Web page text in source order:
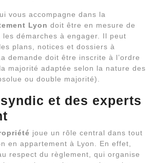
vous accompagne dans la
Lyon doit être en mesure de
démarches à engager. Il peut
plans, notices et dossiers à
demande doit être inscrite à l’ordre
majorité adaptée selon la nature des
ou double majorité).
et des experts
joue un rôle central dans tout
en appartement à Lyon. En effet,
respect du règlement, qui organise